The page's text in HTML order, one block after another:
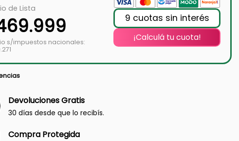
de Lista
s/impuestos nacionales:
9 cuotas sin interés
¡Calculá tu cuota!
Devoluciones Gratis
30 días desde que lo recibís.
Compra Protegida